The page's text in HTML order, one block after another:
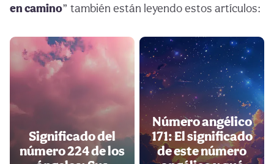
en camino” también están leyendo estos artículos:
Significado del
número 224 de los
Número angélico
171: El significado
de este número